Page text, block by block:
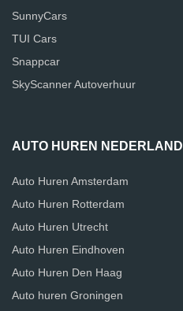
SunnyCars
TUI Cars
Snappcar
SkyScanner Autoverhuur
AUTO HUREN NEDERLAND
Auto Huren Amsterdam
Auto Huren Rotterdam
Auto Huren Utrecht
Auto Huren Eindhoven
Auto Huren Den Haag
Auto huren Groningen